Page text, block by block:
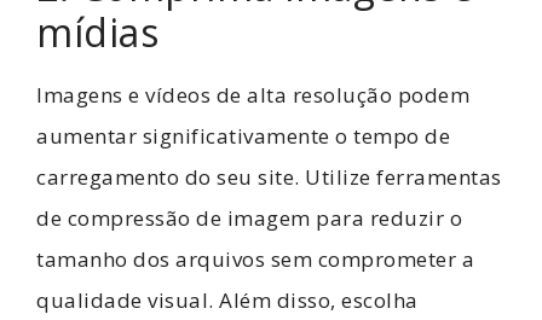
mídias
Imagens e vídeos de alta resolução podem
aumentar significativamente o tempo de
carregamento do seu site. Utilize ferramentas
de compressão de imagem para reduzir o
tamanho dos arquivos sem comprometer a
qualidade visual. Além disso, escolha